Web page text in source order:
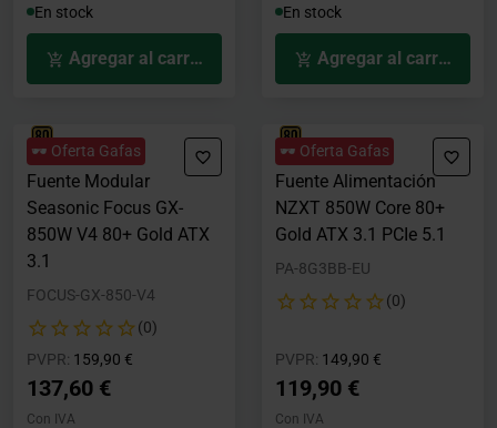
En stock
Agregar al carrito
En stock
Agregar al carrito
🕶️ Oferta Gafas
Fuente Modular
Seasonic Focus GX-
850W V4 80+ Gold ATX
3.1
FOCUS-GX-850-V4
(0)
PVPR: Precio rebajado desde
159,90 €
137,60 €
Con IVA
🕶️ Oferta Gafas
Fuente Alimentación
NZXT 850W Core 80+
Gold ATX 3.1 PCIe 5.1
PA-8G3BB-EU
(0)
PVPR: Precio rebajado desde
149,90 €
119,90 €
Con IVA